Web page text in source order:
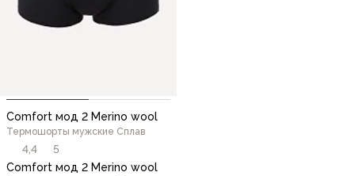
Comfort мод 2 Merino wool
Термошорты мужские Сплав
4,4
5
Comfort мод 2 Merino wool